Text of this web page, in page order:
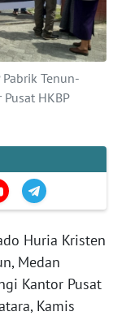
Tenun-
HKBP
Huria Kristen
Medan
Kantor Pusat
Kamis